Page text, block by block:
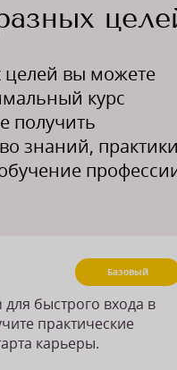
целей вы можете
курс
получить
знаний,
Базовый
быстрого входа в
практические
карьеры.